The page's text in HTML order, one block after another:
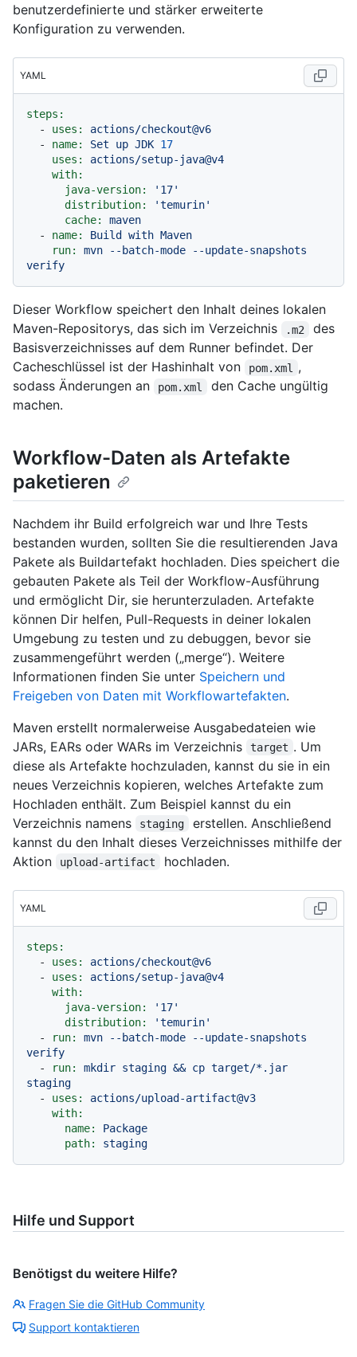
benutzerdefinierte und stärker erweiterte
Konfiguration zu verwenden.
YAML
steps:
-
uses:
actions/checkout@v6
-
name: Set up JDK 17
uses:
actions/setup-java@v4
with:
java-version:
'17'
distribution:
'temurin'
cache:
maven
-
name: Build with Maven
run:
mvn --batch-mode
--update-snapshots
verify
Dieser Workflow speichert den Inhalt deines lokalen
Maven-Repositorys, das sich im Verzeichnis
.m2
des
Basisverzeichnisses auf dem Runner befindet. Der
Cacheschlüssel ist der Hashinhalt von
pom.xml
,
sodass Änderungen an
pom.xml
den Cache ungültig
machen.
Workflow-Daten als Artefakte
paketieren
Nachdem ihr Build erfolgreich war und Ihre Tests
bestanden wurden, sollten Sie die resultierenden Java
Pakete als Buildartefakt hochladen. Dies speichert die
gebauten Pakete als Teil der Workflow-Ausführung
und ermöglicht Dir, sie herunterzuladen. Artefakte
können Dir helfen, Pull-Requests in deiner lokalen
Umgebung zu testen und zu debuggen, bevor sie
zusammengeführt werden („merge“). Weitere
Informationen finden Sie unter Speichern und
Freigeben von Daten mit Workflowartefakten.
Maven erstellt normalerweise Ausgabedateien wie
JARs, EARs oder WARs im Verzeichnis
target . Um
diese als Artefakte hochzuladen, kannst du sie in ein
neues Verzeichnis kopieren, welches Artefakte zum
Hochladen enthält. Zum Beispiel kannst du ein
Verzeichnis namens
staging
erstellen. Anschließend
kannst du den Inhalt dieses Verzeichnisses mithilfe der
Aktion
upload-artifact hochladen.
YAML
steps:
-
uses:
actions/checkout@v6
-
uses:
actions/setup-java@v4
with:
java-version:
'17'
distribution:
'temurin'
-
run: mvn --batch-mode
--update-snapshots
verify
-
run: mkdir staging && cp target/*.jar
staging
-
uses:
actions/upload-artifact@v3
with:
name:
Package
path:
staging
Hilfe und Support
Benötigst du weitere Hilfe?
Fragen Sie die GitHub Community
Support kontaktieren